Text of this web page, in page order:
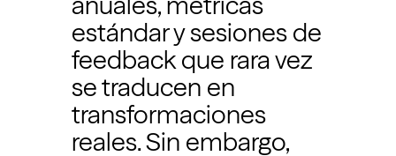
estándar y sesiones de
feedback que rara vez
se traducen en
transformaciones
reales. Sin embargo,